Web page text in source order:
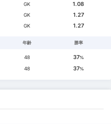
GK
1.08
GK
1.27
GK 1.27
年齢 勝率
48 37%
48 37%